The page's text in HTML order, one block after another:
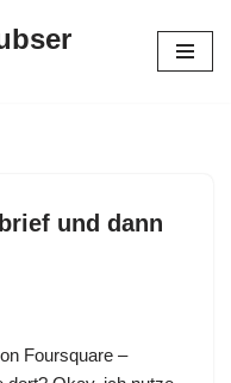
und dann
Foursquare –